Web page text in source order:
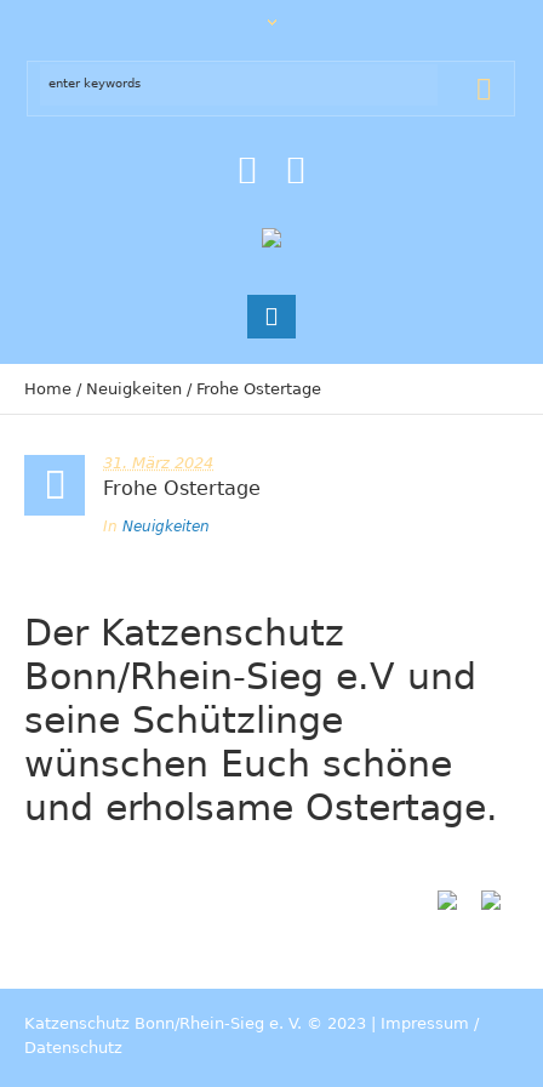
Home / Neuigkeiten / Frohe Ostertage
31. März 2024
Frohe Ostertage
In Neuigkeiten
Der Katzenschutz
Bonn/Rhein-Sieg e.V und
seine Schützlinge
wünschen Euch schöne
und erholsame Ostertage.
Katzenschutz Bonn/Rhein-Sieg e. V. © 2023 | Impressum /
Datenschutz